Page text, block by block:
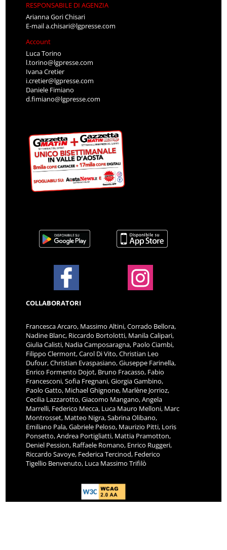
RESPONSABILE DI AGENZIA
Arianna Gori Chisari
E-maila.chisari@lgpresse.com
Account
Luca Torino
l.torino@lgpresse.com
Ivana Cretier
i.cretier@lgpresse.com
Daniele Fimiano
d.fimiano@lgpresse.com
COLLABORATORI
Francesca Arcaro, Massimo Altini, Corrado Bellora,
Nadine Blanc, Riccardo Bortolotti, Manila Calipari,
Giulia Calisti, Nadia Camposaragna, Paolo Ciambi,
Filippo Clermont, Carol Di Vito, Christian Leo
Dufour, Christian Evaspasiano, Giuseppe Farinella,
Enrico Formento Dojot, Bruno Fracasso, Fabio
Francesconi, Sofia Fregnani, Giorgia Gambino,
Paolo Gatto, Michael Ghignone, Marlène Jorrioz,
Cecilia Lazzarotto, Giacomo Mangano, Angela
Marrelli, Federico Mecca, Luca Mauro Melloni, Marc
Montrosset, Matteo Nigra, Sabrina Olibano,
Emiliano Pala, Gabriele Peloso, Maurizio Pitti, Loris
Ponsetto, Andrea Portigliatti, Mattia Pramotton,
Deniel Pession, Raffaele Romano, Enrico Ruggeri,
Riccardo Savoye, Federica Tercinod, Federico
Tigellio Benvenuto, Luca Massimo Trifilò